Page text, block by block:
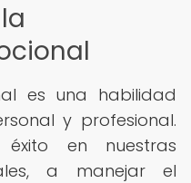
es una habilidad
y profesional.
en nuestras
a manejar el